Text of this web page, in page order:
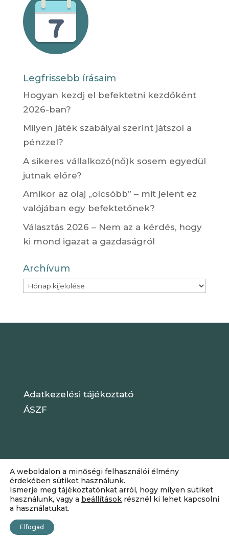
Legfrissebb írásaim
Hogyan kezdj el befektetni kezdőként
2026-ban?
Milyen játék szabályai szerint játszol a
pénzzel?
A sikeres vállalkozó(nő)k sosem egyedül
jutnak előre?
Amikor az olaj „olcsóbb” – mit jelent ez
valójában egy befektetőnek?
Választás 2026 – Nem az a kérdés, hogy
ki mond igazat a gazdaságról
Archívum
Archívum
Adatkezelési tájékoztató
ÁSZF
Dizájn:
A weboldalon a minőségi felhasználói élmény
érdekében sütiket használunk.
Ismerje meg tájékoztatónkat arról, hogy milyen sütiket
használunk, vagy a beállítások résznél ki lehet kapcsolni
a használatukat.
Elfogad